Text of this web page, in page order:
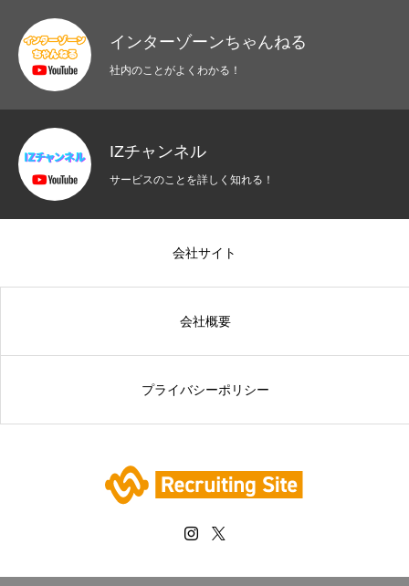
インターゾーンちゃんねる
社内のことがよくわかる！
IZチャンネル
サービスのことを詳しく知れる！
会社サイト
会社概要
プライバシーポリシー